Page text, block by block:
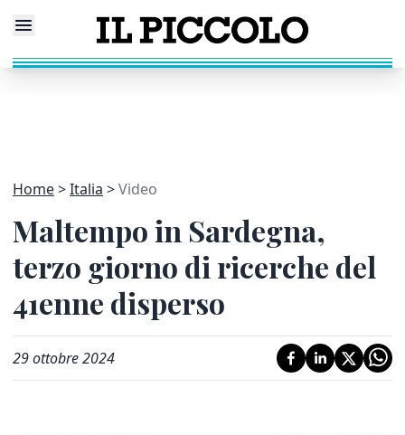
Home Italia Video
Maltempo in Sardegna,
terzo giorno di ricerche del
41enne disperso
29 ottobre 2024